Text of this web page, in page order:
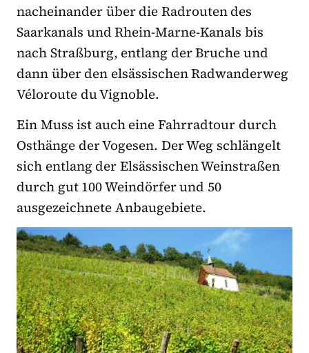
nacheinander über die Radrouten des
Saarkanals und Rhein-Marne-Kanals bis
nach Straßburg, entlang der Bruche und
dann über den elsässischen Radwanderweg
Véloroute du Vignoble.
Ein Muss ist auch eine Fahrradtour durch
Osthänge der Vogesen. Der Weg schlängelt
sich entlang der Elsässischen Weinstraßen
durch gut 100 Weindörfer und 50
ausgezeichnete Anbaugebiete.